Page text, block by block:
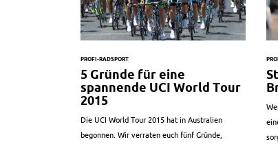
PROFI-RADSPORT
5 Gründe für eine
spannende UCI World Tour
2015
Die UCI World Tour 2015 hat in Australien
begonnen. Wir verraten euch fünf Gründe,